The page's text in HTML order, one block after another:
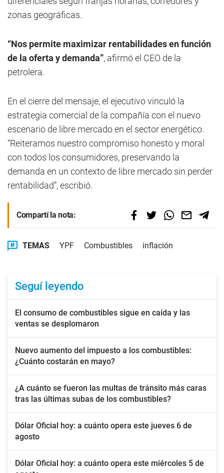
zonas geográficas.
“Nos permite maximizar rentabilidades en función
de la oferta y demanda”, afirmó el CEO de la
petrolera.
En el cierre del mensaje, el ejecutivo vinculó la
estrategia comercial de la compañía con el nuevo
escenario de libre mercado en el sector energético.
“Reiteramos nuestro compromiso honesto y moral
con todos los consumidores, preservando la
demanda en un contexto de libre mercado sin perder
rentabilidad”, escribió.
Compartí la nota:
TEMAS YPF Combustibles inflación
Seguí leyendo
El consumo de combustibles sigue en caída y las
ventas se desplomaron
Nuevo aumento del impuesto a los combustibles:
¿Cuánto costarán en mayo?
¿A cuánto se fueron las multas de tránsito más caras
tras las últimas subas de los combustibles?
Dólar Oficial hoy: a cuánto opera este jueves 6 de
agosto
Dólar Oficial hoy: a cuánto opera este miércoles 5 de